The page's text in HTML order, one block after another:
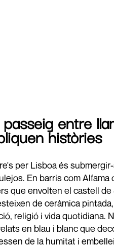
entre
històries
per Lisboa és
En barris com
que envolten el castell
de ceràmica
religió i vida quotidiana.
en blau i blanc que
de la humitat i